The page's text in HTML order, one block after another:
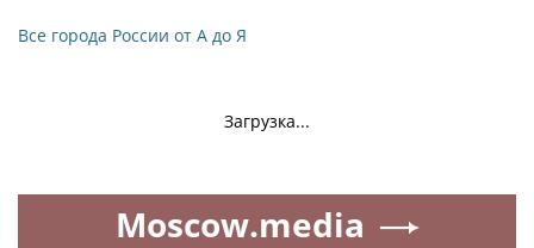
Все города России от А до Я
Загрузка...
Moscow.media